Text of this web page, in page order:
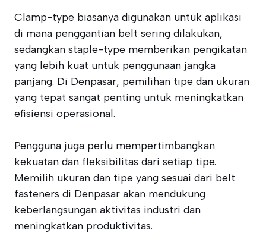
Clamp-type biasanya digunakan untuk aplikasi
di mana penggantian belt sering dilakukan,
sedangkan staple-type memberikan pengikatan
yang lebih kuat untuk penggunaan jangka
panjang. Di Denpasar, pemilihan tipe dan ukuran
yang tepat sangat penting untuk meningkatkan
efisiensi operasional.
Pengguna juga perlu mempertimbangkan
kekuatan dan fleksibilitas dari setiap tipe.
Memilih ukuran dan tipe yang sesuai dari belt
fasteners di Denpasar akan mendukung
keberlangsungan aktivitas industri dan
meningkatkan produktivitas.